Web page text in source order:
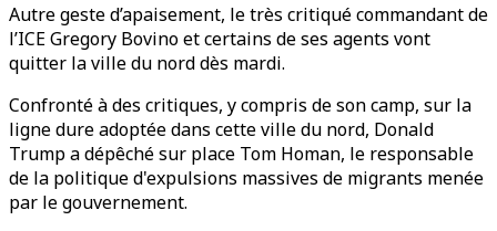
Autre geste d’apaisement, le très critiqué commandant de
l’ICE Gregory Bovino et certains de ses agents vont
quitter la ville du nord dès mardi.
Confronté à des critiques, y compris de son camp, sur la
ligne dure adoptée dans cette ville du nord, Donald
Trump a dépêché sur place Tom Homan, le responsable
de la politique d'expulsions massives de migrants menée
par le gouvernement.